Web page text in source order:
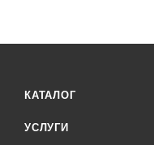
КАТАЛОГ
УСЛУГИ